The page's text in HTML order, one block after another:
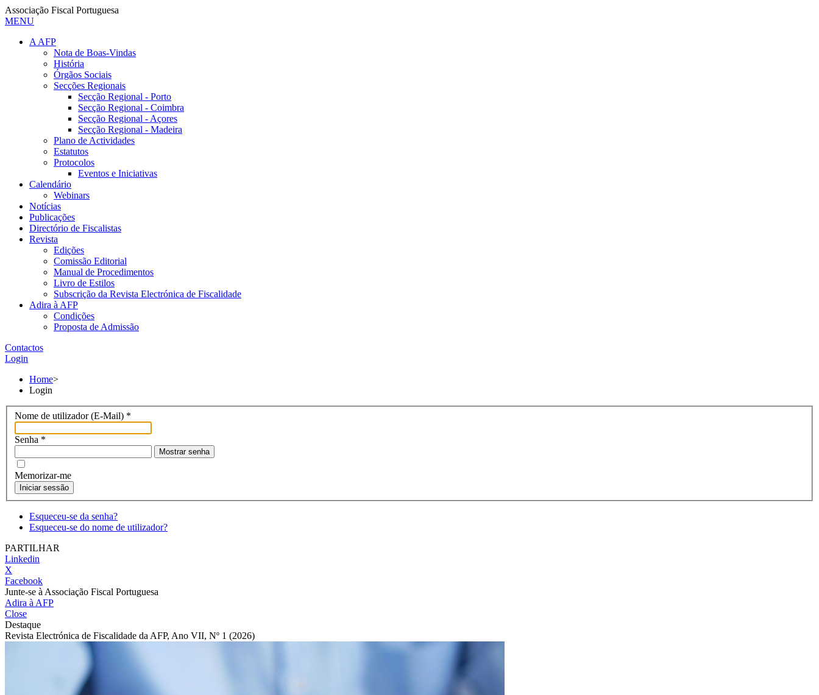
Associação Fiscal Portuguesa
MENU
A AFP
Nota de Boas-Vindas
História
Órgãos Sociais
Secções Regionais
Secção Regional - Porto
Secção Regional - Coimbra
Secção Regional - Açores
Secção Regional - Madeira
Plano de Actividades
Estatutos
Protocolos
Eventos e Iniciativas
Calendário
Webinars
Notícias
Publicações
Directório de Fiscalistas
Revista
Edições
Comissão Editorial
Manual de Procedimentos
Livro de Estilos
Subscrição da Revista Electrónica de Fiscalidade
Adira à AFP
Condições
Proposta de Admissão
Contactos
Login
Home>
Login
Nome de utilizador (E-Mail) *
Senha *
Mostrar senha
Memorizar-me
Iniciar sessão
Esqueceu-se da senha?
Esqueceu-se do nome de utilizador?
PARTILHAR
Linkedin
X
Facebook
Junte-se à Associação Fiscal Portuguesa
Adira à AFP
Close
Destaque
Revista Electrónica de Fiscalidade da AFP, Ano VII, Nº 1 (2026)